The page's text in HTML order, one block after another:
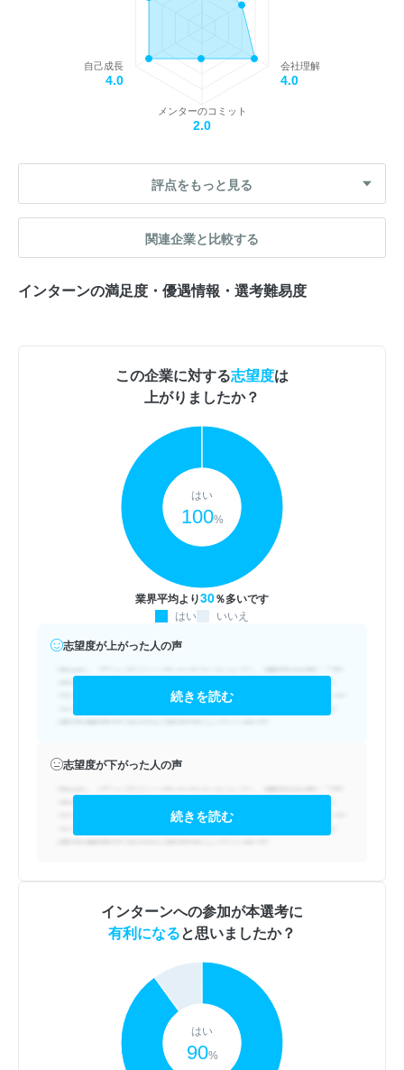
会社理解
4.0
メンターのコミット
2.0
自己成長
4.0
評点をもっと見る
関連企業と比較する
インターンの満足度・優遇情報・選考難易度
この企業に対する志望度は
上がりましたか？
業界平均より30％多いです
はい
100%
はい いいえ
志望度が上がった人の声
続きを読む
志望度が下がった人の声
続きを読む
インターンへの参加が本選考に
有利になると思いましたか？
はい
90%